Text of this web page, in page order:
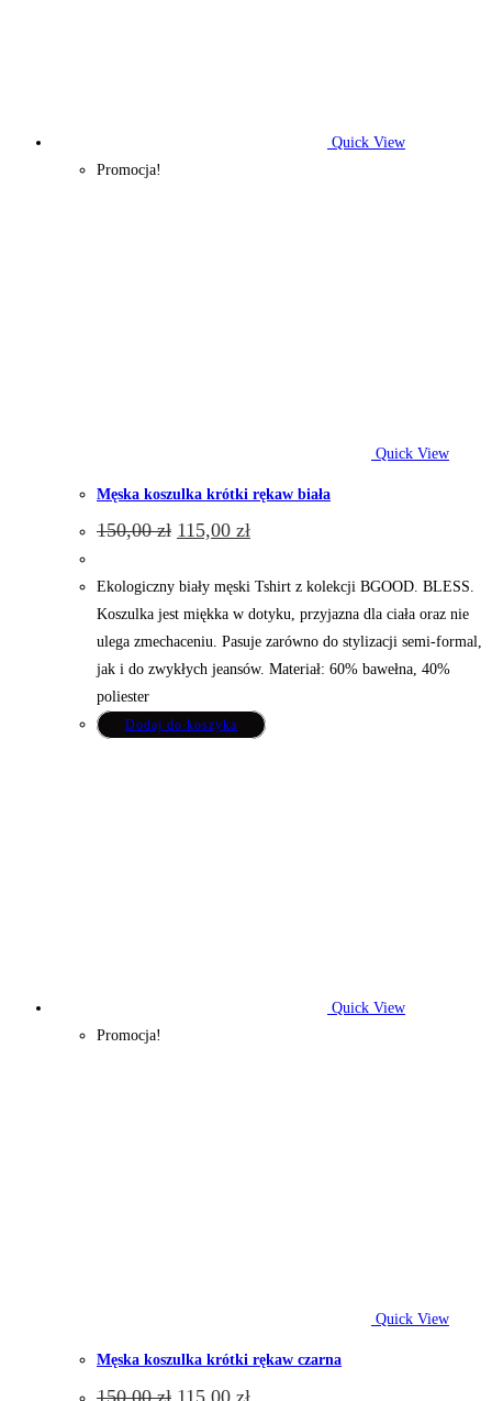
Quick View
Promocja!
Quick View
Męska koszulka krótki rękaw biała
150,00zł Pierwotna
cena
150,00 zł.
115,00 złAktualna
115,00 zł.
Ekologiczny biały męski Tshirt z kolekcji BGOOD. BLESS.
Koszulka jest miękka w dotyku, przyjazna dla ciała oraz nie
ulega zmechaceniu. Pasuje zarówno do stylizacji semi-formal,
jak i do zwykłych jeansów. Materiał: 60% bawełna, 40%
poliester
Dodaj do koszyka
Ten
Quick View
Promocja!
Quick View
Męska koszulka krótki rękaw czarna
150,00zł Pierwotna
115,00 złAktualna